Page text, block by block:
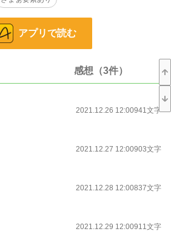
いかもしれないです
件
件
アプリで読む
感想（3件）
2021.12.26 12:00941文字
2021.12.27 12:00903文字
2021.12.28 12:00837文字
2021.12.29 12:00911文字